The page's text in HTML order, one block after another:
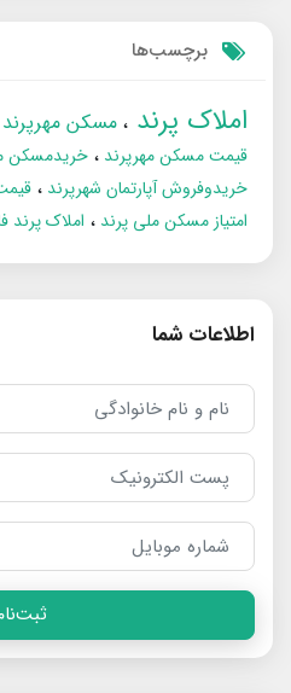
برچسب‌ها
املاک پرند مسکن مهرپرند
قیمت مسکن مهرپرند
خریدمسکن
خریدوفروش آپارتمان شهرپرند
امتیاز مسکن ملی پرند
املاک پرند
اطلاعات شما